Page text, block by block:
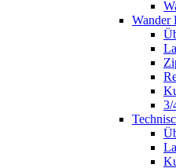
Wander
3/